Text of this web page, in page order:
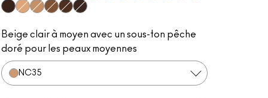
NC47NC50NW46NW47NW48
NW50NW53
Beige clair à moyen avec un sous-ton pêche
doré pour les peaux moyennes
NC35